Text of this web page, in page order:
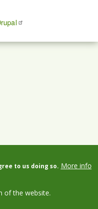
to us doing so. More info
of the website.